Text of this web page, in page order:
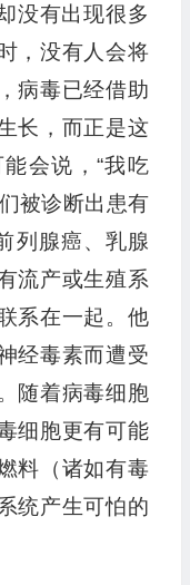
没有出现很多
，没有人会将
病毒已经借助
长，而正是这
会说，“我吃
被诊断出患有
列腺癌、乳腺
流产或生殖系
系在一起。他
经毒素而遭受
随着病毒细胞
细胞更有可能
料（诸如有毒
统产生可怕的